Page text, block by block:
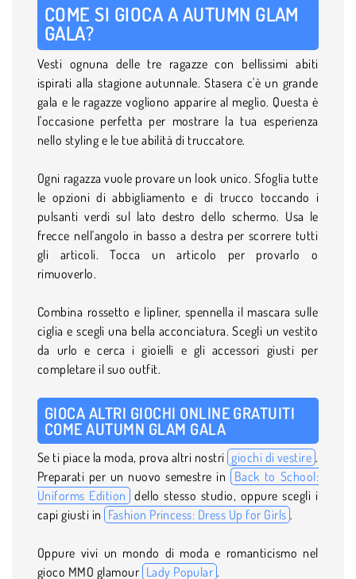
COME SI GIOCA A AUTUMN GLAM
GALA?
Vesti ognuna delle tre ragazze con bellissimi abiti
ispirati alla stagione autunnale. Stasera c'è un grande
gala e le ragazze vogliono apparire al meglio. Questa è
l'occasione perfetta per mostrare la tua esperienza
nello styling e le tue abilità di truccatore.
Ogni ragazza vuole provare un look unico. Sfoglia tutte
le opzioni di abbigliamento e di trucco toccando i
pulsanti verdi sul lato destro dello schermo. Usa le
frecce nell'angolo in basso a destra per scorrere tutti
gli articoli. Tocca un articolo per provarlo o
rimuoverlo.
Combina rossetto e lipliner, spennella il mascara sulle
ciglia e scegli una bella acconciatura. Scegli un vestito
da urlo e cerca i gioielli e gli accessori giusti per
completare il suo outfit.
GIOCA ALTRI GIOCHI ONLINE GRATUITI
COME AUTUMN GLAM GALA
Se ti piace la moda, prova altri nostri giochi di vestire .
Preparati per un nuovo semestre in
Back to School:
Uniforms Edition dello stesso studio, oppure scegli i
capi giusti in Fashion Princess: Dress Up for Girls .
Oppure vivi un mondo di moda e romanticismo nel
gioco MMO glamour Lady Popular .